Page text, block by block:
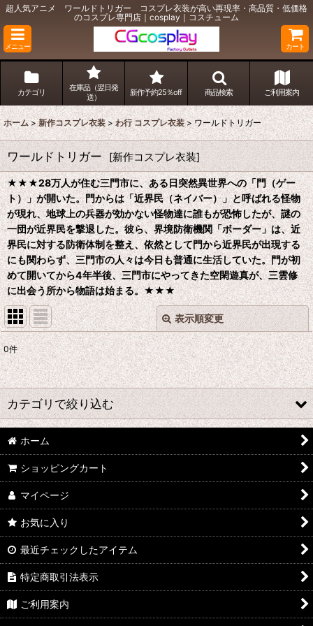
超人気アニメ ワールドトリガー コスプレ衣装が高い再現率・高品質・低価格
のコスプレ専門店｜cosplay｜コスチューム
メニュー カート
カテゴリ
在庫品（翌日発
送）
新作予約25％off 商品検索 ご利用案内
ホーム > 新作コスプレ衣装 > わ行 コスプレ衣装 > ワールドトリガー
ワールドトリガー [新作コスプレ衣装]
★★★28万人が住む三門市に、ある日突然異世界への「門（ゲー
ト）」が開いた。門からは「近界民（ネイバー）」と呼ばれる怪物
が現れ、地球上の兵器が効かない怪物達に誰もが恐怖したが、謎の
一団が近界民を撃退した。彼ら、界境防衛機関「ボーダー」は、近
界民に対する防衛体制を整え、依然として門から近界民が出現する
にも関わらず、三門市の人々は今日も普通に生活していた。門が初
めて開いてから4年半後、三門市にやってきた空閑遊真が、三雲修
に出会う所から物語は始まる。★★★
表示順変更
表示数:
並び順:
閉じる
0件
カテゴリで絞り込む
わ行 コスプレ衣装 (全商品)
ONE PIECE
ワルキューレロマンツェ
WORKING!!
ワンパンマン
ホーム
ショッピングカート
マイページ
お気に入り
最近チェックしたアイテム
特定商取引法表示
ご利用案内